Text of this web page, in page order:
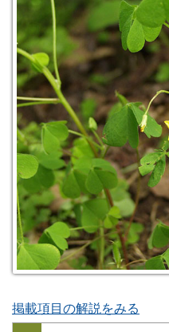
掲載項目の解説をみる